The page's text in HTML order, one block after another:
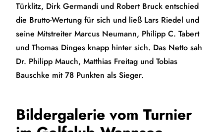
Türklitz, Dirk Germandi und Robert Bruck entschied
die Brutto-Wertung für sich und ließ Lars Riedel und
seine Mitstreiter Marcus Neumann, Philipp C. Tabert
und Thomas Dinges knapp hinter sich. Das Netto sah
Dr. Philipp Mauch, Matthias Freitag und Tobias
Bauschke mit 78 Punkten als Sieger.
Bildergalerie vom Turnier